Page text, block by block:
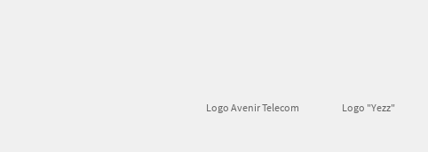
Logo Avenir Telecom Logo "Yezz"